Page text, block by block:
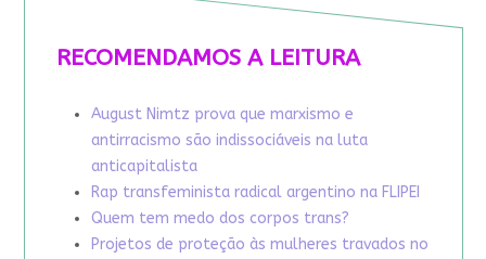
RECOMENDAMOS A LEITURA
August Nimtz prova que marxismo e
antirracismo são indissociáveis na luta
anticapitalista
Rap transfeminista radical argentino na FLIPEI
Quem tem medo dos corpos trans?
Projetos de proteção às mulheres travados no